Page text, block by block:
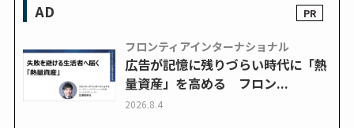
AD
フロンティアインターナショナル
広告が記憶に残りづらい時代に「熱
量資産」を高める フロン...
2026.8.4